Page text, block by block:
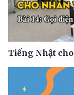
Tiếng Nhật